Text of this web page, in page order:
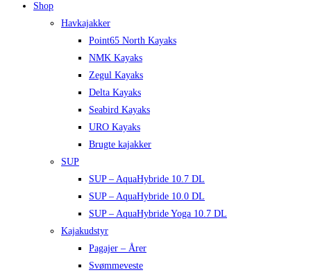
Shop
Havkajakker
Point65 North Kayaks
NMK Kayaks
Zegul Kayaks
Delta Kayaks
Seabird Kayaks
URO Kayaks
Brugte kajakker
SUP
SUP – AquaHybride 10.7 DL
SUP – AquaHybride 10.0 DL
SUP – AquaHybride Yoga 10.7 DL
Kajakudstyr
Pagajer – Årer
Svømmeveste